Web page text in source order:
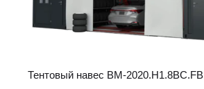
Тентовый навес ВM-2020.Н1.8ВС.FB